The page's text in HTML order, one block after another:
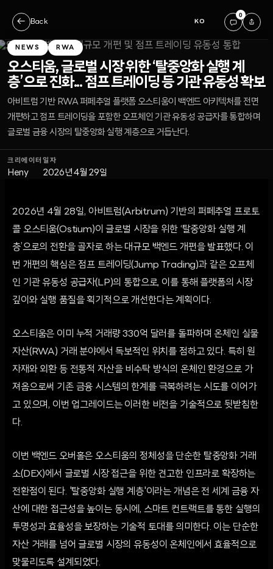
← Back KO
0
NEWS RWA
오스티움, 글로벌 시장 위한 ‘탈중앙화 실행 계
층’으로 진화... 점프 트레이딩 등 기관 유동성 확보
아비트럼 기반 RWA 퍼페추얼 플랫폼 오스티움이 백엔드 아키텍처를 전면
개편하고 점프 트레이딩을 포함한 오프체인 기관 유동성 공급자를 통합하며
글로벌 금융 시장의 탈중앙화 실행 계층으로 거듭난다.
크리에이터
Heny
일자
2026년 4월 29일
2026년 4월 28일, 아비트럼(Arbitrum) 기반의 퍼페추얼 프로토
콜 오스티움(Ostium)이 글로벌 시장을 위한 ‘탈중앙화 실행 계
층’으로의 전환을 골자로 하는 대규모 백엔드 개편을 발표했다. 이
번 개편의 핵심은 점프 트레이딩(Jump Trading)과 같은 오프체
인 기관 유동성 공급자(LP)의 통합으로, 이를 통해 플랫폼의 시장
깊이와 실행 품질을 획기적으로 개선한다는 계획이다.
오스티움은 이미 누적 거래량 330억 달러를 돌파하며 온체인 실물
자산(RWA) 거래 분야에서 독보적인 위치를 점하고 있다. 특히 원
자재와 외환 등 전통적 자산을 비수탁 방식의 온체인 환경으로 가
져옴으로써 기존 금융 시스템의 한계를 극복하려는 시도를 이어가
고 있으며, 이번 업그레이드는 이러한 비전을 기술적으로 뒷받침한
다.
이번 백엔드 오버홀은 오스티움의 정체성을 단순한 탈중앙화 거래
소(DEX)에서 글로벌 시장 접근을 위한 견고한 인프라로 확장하는
전환점이 된다. '탈중앙화 실행 계층'이라는 개념은 전 세계 금융 자
산에 대한 접근성을 높이는 동시에, 스마트 컨트랙트를 통한 실행의
투명성과 효율성을 보장하는 기술적 토대를 의미한다. 이는 단순한
자산 거래를 넘어 글로벌 시장의 유동성이 온체인에서 효율적으로
맞물리도록 설계되었다.